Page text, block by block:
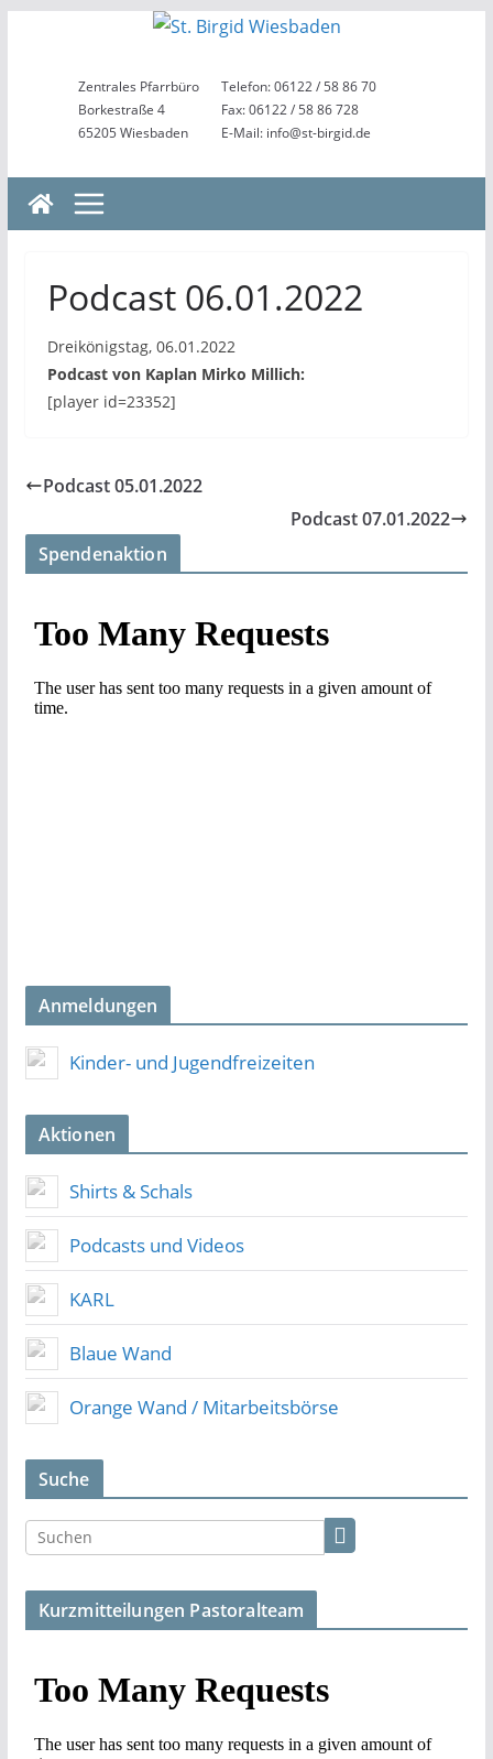
springenZentrales Pfarrbüro
Borkestraße 4
65205 Wiesbaden
Telefon: 06122 / 58 86 70
Fax: 06122 / 58 86 728
E-Mail: info@st-birgid.de
Podcast 06.01.2022
Dreikönigstag, 06.01.2022
Podcast von Kaplan Mirko Millich:
[player id=23352]
Podcast 05.01.2022
Podcast 07.01.2022
Spendenaktion
Anmeldungen
Kinder- und Jugendfreizeiten
Aktionen
Shirts & Schals
Podcasts und Videos
KARL
Blaue Wand
Orange Wand / Mitarbeitsbörse
Suche
Kurzmitteilungen Pastoralteam